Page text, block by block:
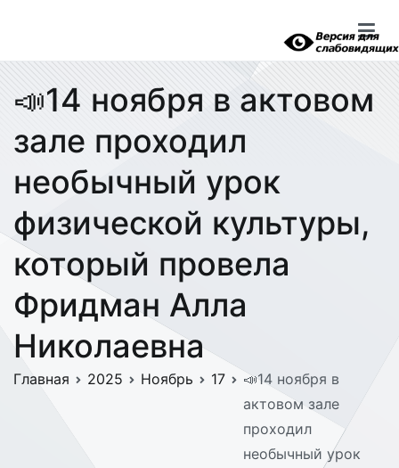
📣14 ноября в актовом
зале проходил
необычный урок
физической культуры,
который провела
Фридман Алла
Николаевна
Главная 2025 Ноябрь 17
📣14 ноября в
актовом зале
проходил
необычный урок